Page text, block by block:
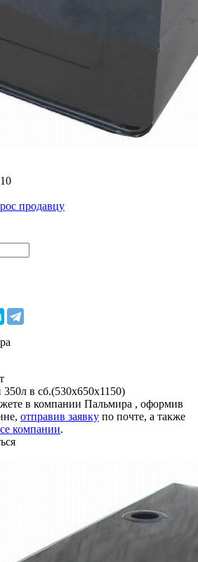
продавцу
в сб.(530х650х1150)
в компании Пальмира , оформив
отправив заявку по почте, а также
компании.